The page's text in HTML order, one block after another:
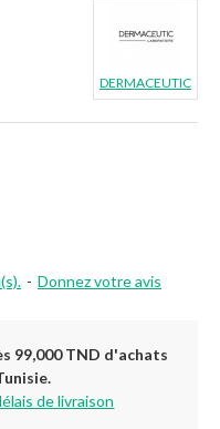
- Donnez votre avis
DERMACEUTIC
99,000 TND d'achats
de livraison